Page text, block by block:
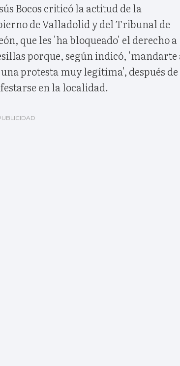
Bocos criticó la actitud de la
de Valladolid y del Tribunal de
que les 'ha bloqueado' el derecho a
porque, según indicó, 'mandarte
protesta muy legítima', después de
en la localidad.